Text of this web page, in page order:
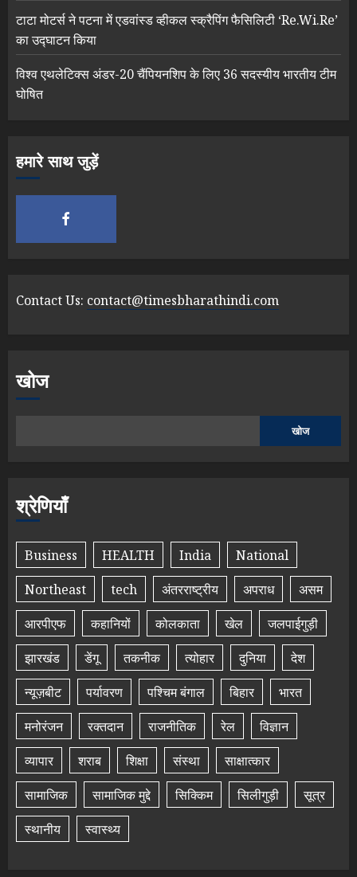
टाटा मोटर्स ने पटना में एडवांस्ड व्हीकल स्क्रैपिंग फैसिलिटी ‘Re.Wi.Re’
का उद्घाटन किया
विश्व एथलेटिक्स अंडर-20 चैंपियनशिप के लिए 36 सदस्यीय भारतीय टीम
घोषित
हमारे साथ जुड़ें
Contact Us: contact@timesbharathindi.com
खोज
खोज
श्रेणियाँ
Business HEALTH India
National
Northeast
tech अंतरराष्ट्रीय अपराध
असम
आरपीएफ
कहानियों कोलकाता खेल
जलपाईगुड़ी
झारखंड
डेंगू तकनीक त्योहार दुनिया
देश
न्यूज़बीट
पर्यावरण पश्चिम बंगाल बिहार
भारत
मनोरंजन
रक्तदान राजनीतिक रेल
विज्ञान
व्यापार
शराब शिक्षा संस्था
साक्षात्कार
सामाजिक
सामाजिक मुद्दे सिक्किम सिलीगुड़ी
सूत्र
स्थानीय
स्वास्थ्य